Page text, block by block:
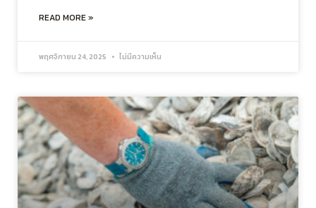
READ MORE »
พฤศจิกายน 24, 2025 ไม่มีความเห็น